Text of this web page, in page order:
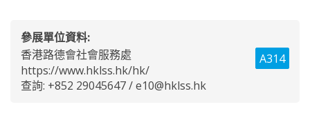
參展單位資料:
A314
香港路德會社會服務處
https://www.hklss.hk/hk/
查詢: +852 29045647 /e10@hklss.hk